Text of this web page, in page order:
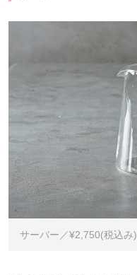
サーバー／¥2,750(税込み)